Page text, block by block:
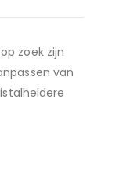
zoek zijn
van